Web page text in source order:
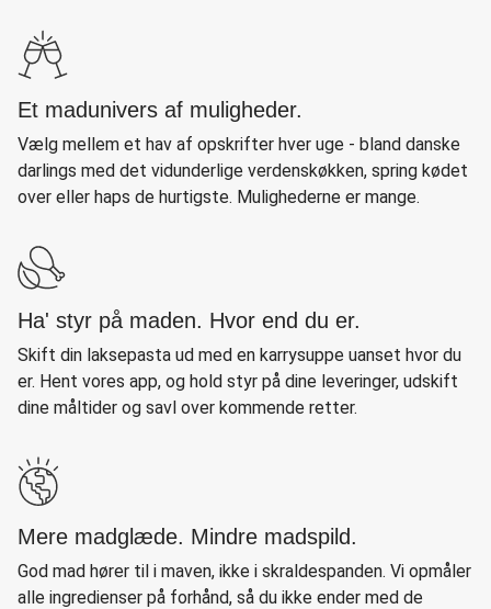
Et madunivers af muligheder.
Vælg mellem et hav af opskrifter hver uge - bland danske
darlings med det vidunderlige verdenskøkken, spring kødet
over eller haps de hurtigste. Mulighederne er mange.
Ha' styr på maden. Hvor end du er.
Skift din laksepasta ud med en karrysuppe uanset hvor du
er. Hent vores app, og hold styr på dine leveringer, udskift
dine måltider og savl over kommende retter.
Mere madglæde. Mindre madspild.
God mad hører til i maven, ikke i skraldespanden. Vi opmåler
alle ingredienser på forhånd, så du ikke ender med de